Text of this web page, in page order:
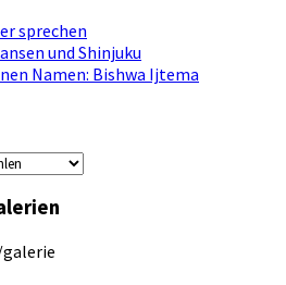
sprechen
und Shinjuku
Namen: Bishwa Ijtema